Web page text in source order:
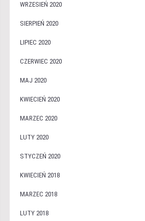
WRZESIEŃ 2020
SIERPIEŃ 2020
LIPIEC 2020
CZERWIEC 2020
MAJ 2020
KWIECIEŃ 2020
MARZEC 2020
LUTY 2020
STYCZEŃ 2020
KWIECIEŃ 2018
MARZEC 2018
LUTY 2018